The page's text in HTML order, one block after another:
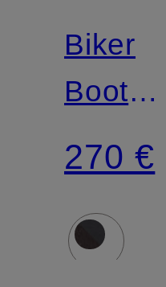
Biker
Boots
KARLIE
270 €